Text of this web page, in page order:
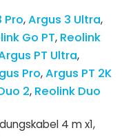
Pro Argus 3 Ultra
Go PT Reolink
PT Ultra
Pro Argus PT 2K
2 Reolink Duo
4 m x1,